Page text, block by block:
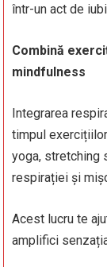
într-un act de
Combină
mindfulness
Integrarea
timpul
yoga, stretching
respirației și
Acest lucru te
amplifici